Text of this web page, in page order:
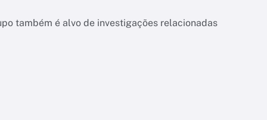
também é alvo de investigações relacionadas